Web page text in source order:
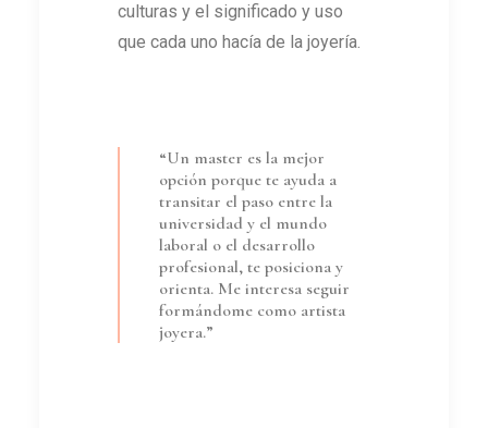
culturas y el significado y uso
que cada uno hacía de la joyería.
“Un master es la mejor
opción porque te ayuda a
transitar el paso entre la
universidad y el mundo
laboral o el desarrollo
profesional, te posiciona y
orienta. Me interesa seguir
formándome como artista
joyera.”